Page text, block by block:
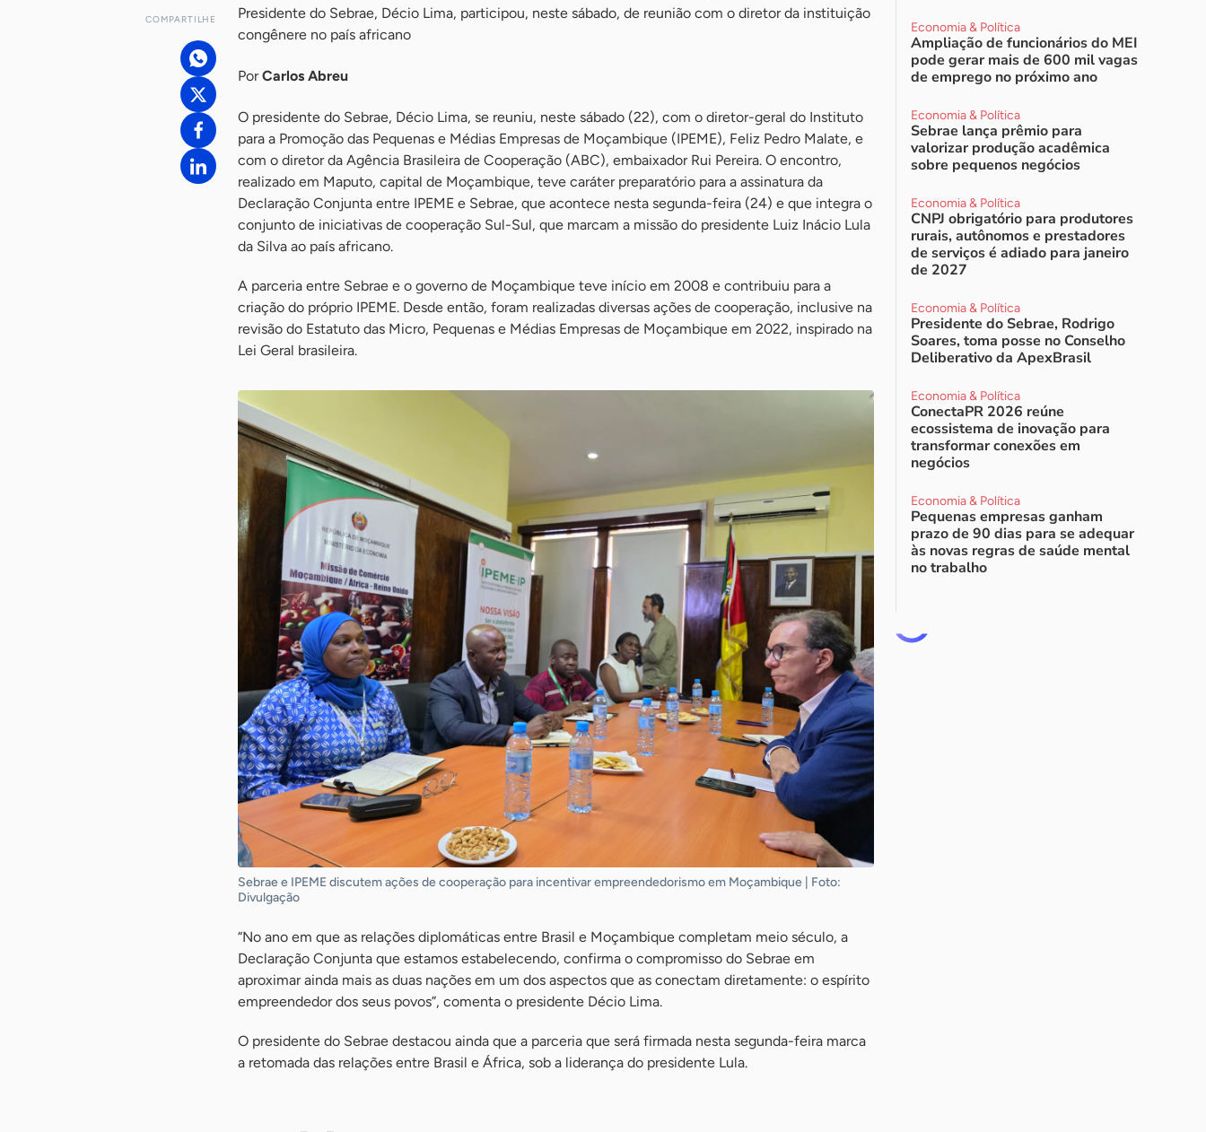
COMPARTILHE
Presidente do Sebrae, Décio Lima, participou, neste sábado, de reunião com o diretor da instituição
congênere no país africano
PorCarlos Abreu
O presidente do Sebrae, Décio Lima, se reuniu, neste sábado (22), com o diretor-geral do Instituto
para a Promoção das Pequenas e Médias Empresas de Moçambique (IPEME), Feliz Pedro Malate, e
com o diretor da Agência Brasileira de Cooperação (ABC), embaixador Rui Pereira. O encontro,
realizado em Maputo, capital de Moçambique, teve caráter preparatório para a assinatura da
Declaração Conjunta entre IPEME e Sebrae, que acontece nesta segunda-feira (24) e que integra o
conjunto de iniciativas de cooperação Sul-Sul, que marcam a missão do presidente Luiz Inácio Lula
da Silva ao país africano.
A parceria entre Sebrae e o governo de Moçambique teve início em 2008 e contribuiu para a
criação do próprio IPEME. Desde então, foram realizadas diversas ações de cooperação, inclusive na
revisão do Estatuto das Micro, Pequenas e Médias Empresas de Moçambique em 2022, inspirado na
Lei Geral brasileira.
Sebrae e IPEME discutem ações de cooperação para incentivar empreendedorismo em Moçambique | Foto:
Divulgação
“No ano em que as relações diplomáticas entre Brasil e Moçambique completam meio século, a
Declaração Conjunta que estamos estabelecendo, confirma o compromisso do Sebrae em
aproximar ainda mais as duas nações em um dos aspectos que as conectam diretamente: o espírito
empreendedor dos seus povos”, comenta o presidente Décio Lima.
O presidente do Sebrae destacou ainda que a parceria que será firmada nesta segunda-feira marca
a retomada das relações entre Brasil e África, sob a liderança do presidente Lula.
Economia & Política
Ampliação de funcionários do MEI
pode gerar mais de 600 mil vagas
de emprego no próximo ano
Economia & Política
Sebrae lança prêmio para
valorizar produção acadêmica
sobre pequenos negócios
Economia & Política
CNPJ obrigatório para produtores
rurais, autônomos e prestadores
de serviços é adiado para janeiro
de 2027
Economia & Política
Presidente do Sebrae, Rodrigo
Soares, toma posse no Conselho
Deliberativo da ApexBrasil
Economia & Política
ConectaPR 2026 reúne
ecossistema de inovação para
transformar conexões em
negócios
Economia & Política
Pequenas empresas ganham
prazo de 90 dias para se adequar
às novas regras de saúde mental
no trabalho